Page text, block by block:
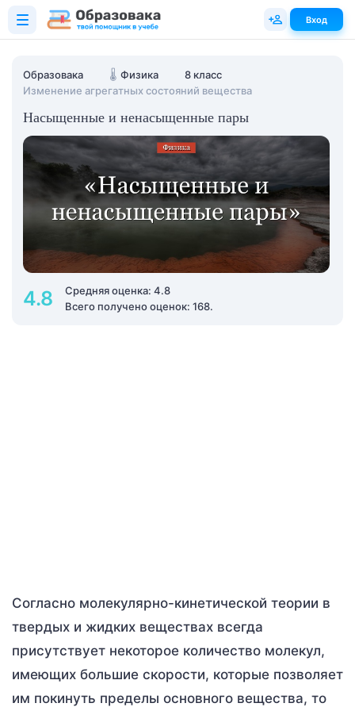
Образовака 🌡️ Физика
8 класс
Изменение агрегатных состояний вещества
Насыщенные и ненасыщенные пары
4.8
Средняя оценка: 4.8
Всего получено оценок: 168.
Согласно молекулярно-кинетической теории в
твердых и жидких веществах всегда
присутствует некоторое количество молекул,
имеющих большие скорости, которые позволяет
им покинуть пределы основного вещества, то
Вход